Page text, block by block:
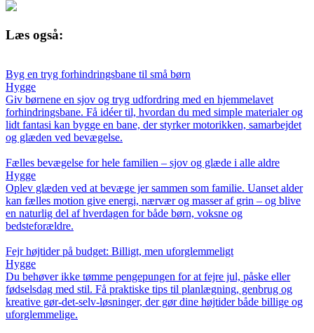
Læs også:
Byg en tryg forhindringsbane til små børn
Hygge
Giv børnene en sjov og tryg udfordring med en hjemmelavet
forhindringsbane. Få idéer til, hvordan du med simple materialer og
lidt fantasi kan bygge en bane, der styrker motorikken, samarbejdet
og glæden ved bevægelse.
Fælles bevægelse for hele familien – sjov og glæde i alle aldre
Hygge
Oplev glæden ved at bevæge jer sammen som familie. Uanset alder
kan fælles motion give energi, nærvær og masser af grin – og blive
en naturlig del af hverdagen for både børn, voksne og
bedsteforældre.
Fejr højtider på budget: Billigt, men uforglemmeligt
Hygge
Du behøver ikke tømme pengepungen for at fejre jul, påske eller
fødselsdag med stil. Få praktiske tips til planlægning, genbrug og
kreative gør-det-selv-løsninger, der gør dine højtider både billige og
uforglemmelige.